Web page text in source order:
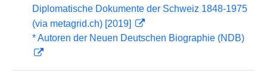
Diplomatische Dokumente der Schweiz 1848-1975
(via metagrid.ch) [2019]
* Autoren der Neuen Deutschen Biographie (NDB)